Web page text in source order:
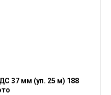
37 мм (уп. 25 м) 188